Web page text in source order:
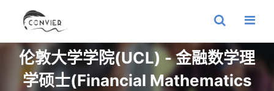
伦敦大学学院(UCL) - 金融数学理
学硕士(Financial Mathematics